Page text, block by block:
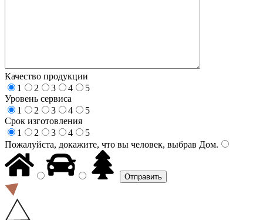
Качество продукции
1
2 3 4
5
Уровень сервиса
1
2 3 4
5
Срок изготовления
1
2 3 4
5
Пожалуйста, докажите, что вы человек, выбрав Дом.